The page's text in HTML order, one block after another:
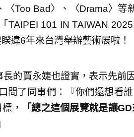
〈Too Bad〉、〈Drama〉等
TAIPEI 101 IN TAIWAN
違6年來台灣舉辦藝術展啦！
的賈永婕也證實，表示先前
問了同事們：『你們還想看
，
「總之這個展覽就是讓